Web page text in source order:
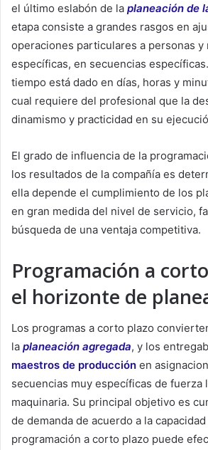
el último eslabón de la planeación de
etapa consiste a grandes rasgos en
operaciones particulares a personas y
específicas, en secuencias
tiempo está dado en días, horas y
cual requiere del profesional que la
dinamismo y practicidad en su
El grado de influencia de la
los resultados de la compañía es
ella depende el cumplimiento de los
en gran medida del nivel de servicio,
búsqueda de una ventaja competitiva.
Programación a
el horizonte de
Los programas a corto plazo
la planeación agregada, y los
maestros de producción en
secuencias muy específicas de fuerza
maquinaria. Su principal objetivo es
de demanda de acuerdo a la
programación a corto plazo puede